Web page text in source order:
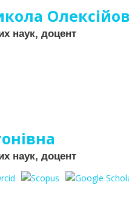
наук, доцент
наук, доцент